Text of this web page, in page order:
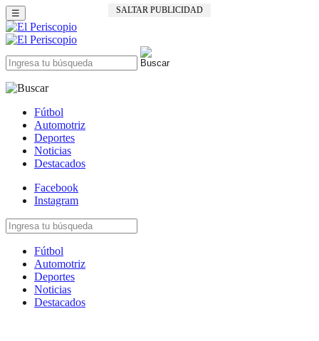
SALTAR PUBLICIDAD
☰
Fútbol
Automotriz
Deportes
Noticias
Destacados
Facebook
Instagram
Fútbol
Automotriz
Deportes
Noticias
Destacados